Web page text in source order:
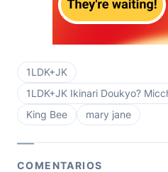
1LDK+JK
1LDK+JK Ikinari Doukyo?
King Bee
mary jane
COMENTARIOS